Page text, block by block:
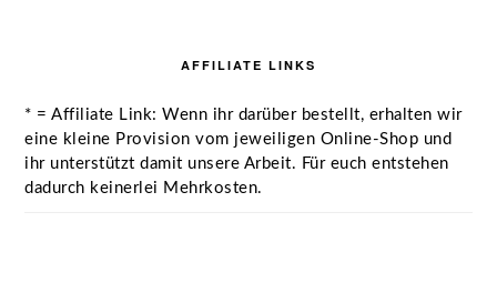
AFFILIATE LINKS
* = Affiliate Link: Wenn ihr darüber bestellt, erhalten wir
eine kleine Provision vom jeweiligen Online-Shop und
ihr unterstützt damit unsere Arbeit. Für euch entstehen
dadurch keinerlei Mehrkosten.